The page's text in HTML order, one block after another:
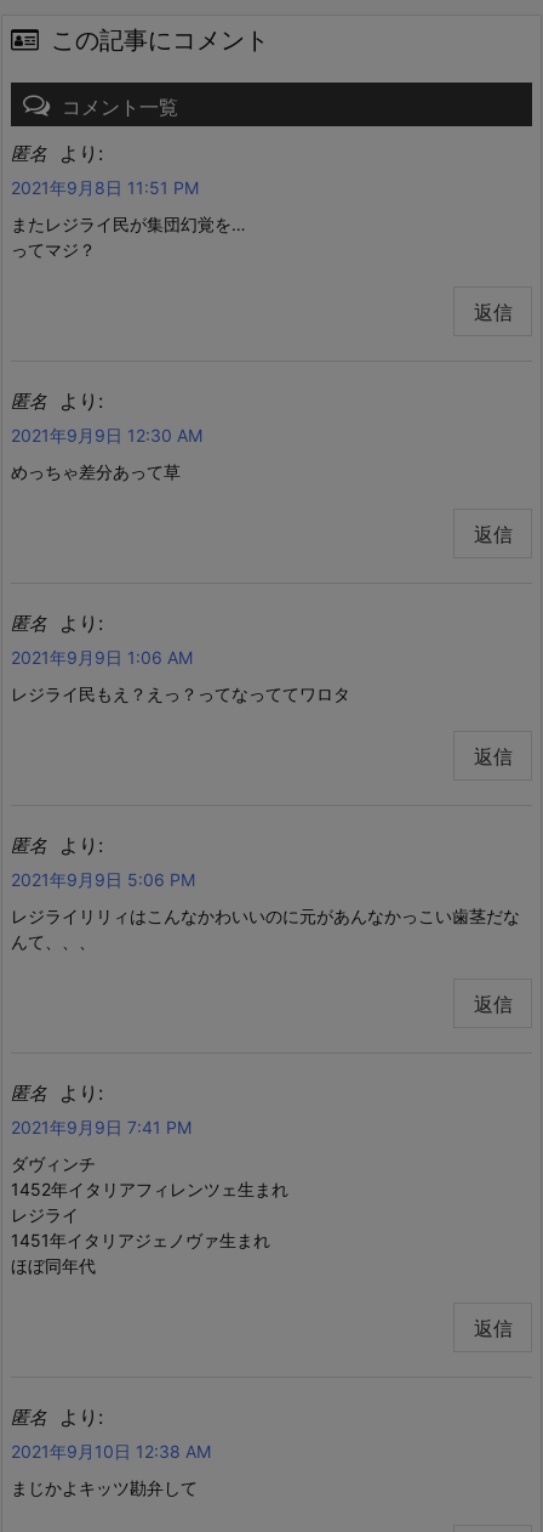
この記事にコメント
コメント一覧
匿名 より:
2021年9月8日 11:51 PM
またレジライ民が集団幻覚を…
ってマジ？
返信
匿名 より:
2021年9月9日 12:30 AM
めっちゃ差分あって草
返信
匿名 より:
2021年9月9日 1:06 AM
レジライ民もえ？えっ？ってなっててワロタ
返信
匿名 より:
2021年9月9日 5:06 PM
レジライリリィはこんなかわいいのに元があんなかっこい歯茎だな
んて、、、
返信
匿名 より:
2021年9月9日 7:41 PM
ダヴィンチ
1452年イタリアフィレンツェ生まれ
レジライ
1451年イタリアジェノヴァ生まれ
ほぼ同年代
返信
匿名 より:
2021年9月10日 12:38 AM
まじかよキッツ勘弁して